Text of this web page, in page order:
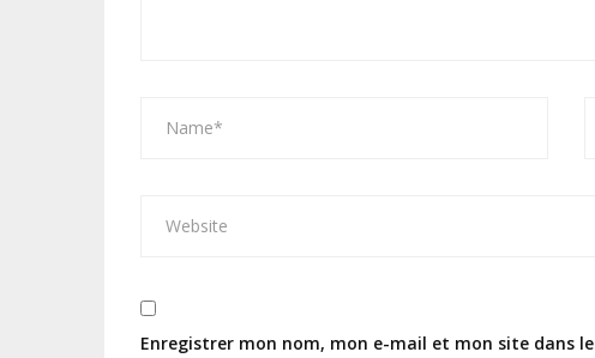
Enregistrer mon nom, mon e-mail et mon site dans